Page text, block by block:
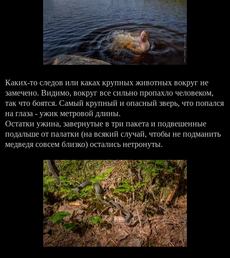
Каких-то следов или каках крупных животных вокруг не
замечено. Видимо, вокруг все сильно пропахло человеком,
так что боятся. Самый крупный и опасный зверь, что попался
на глаза - ужик метровой длины.
Остатки ужина, завернутые в три пакета и подвешенные
подальше от палатки (на всякий случай, чтобы не подманить
медведя совсем близко) остались нетронуты.